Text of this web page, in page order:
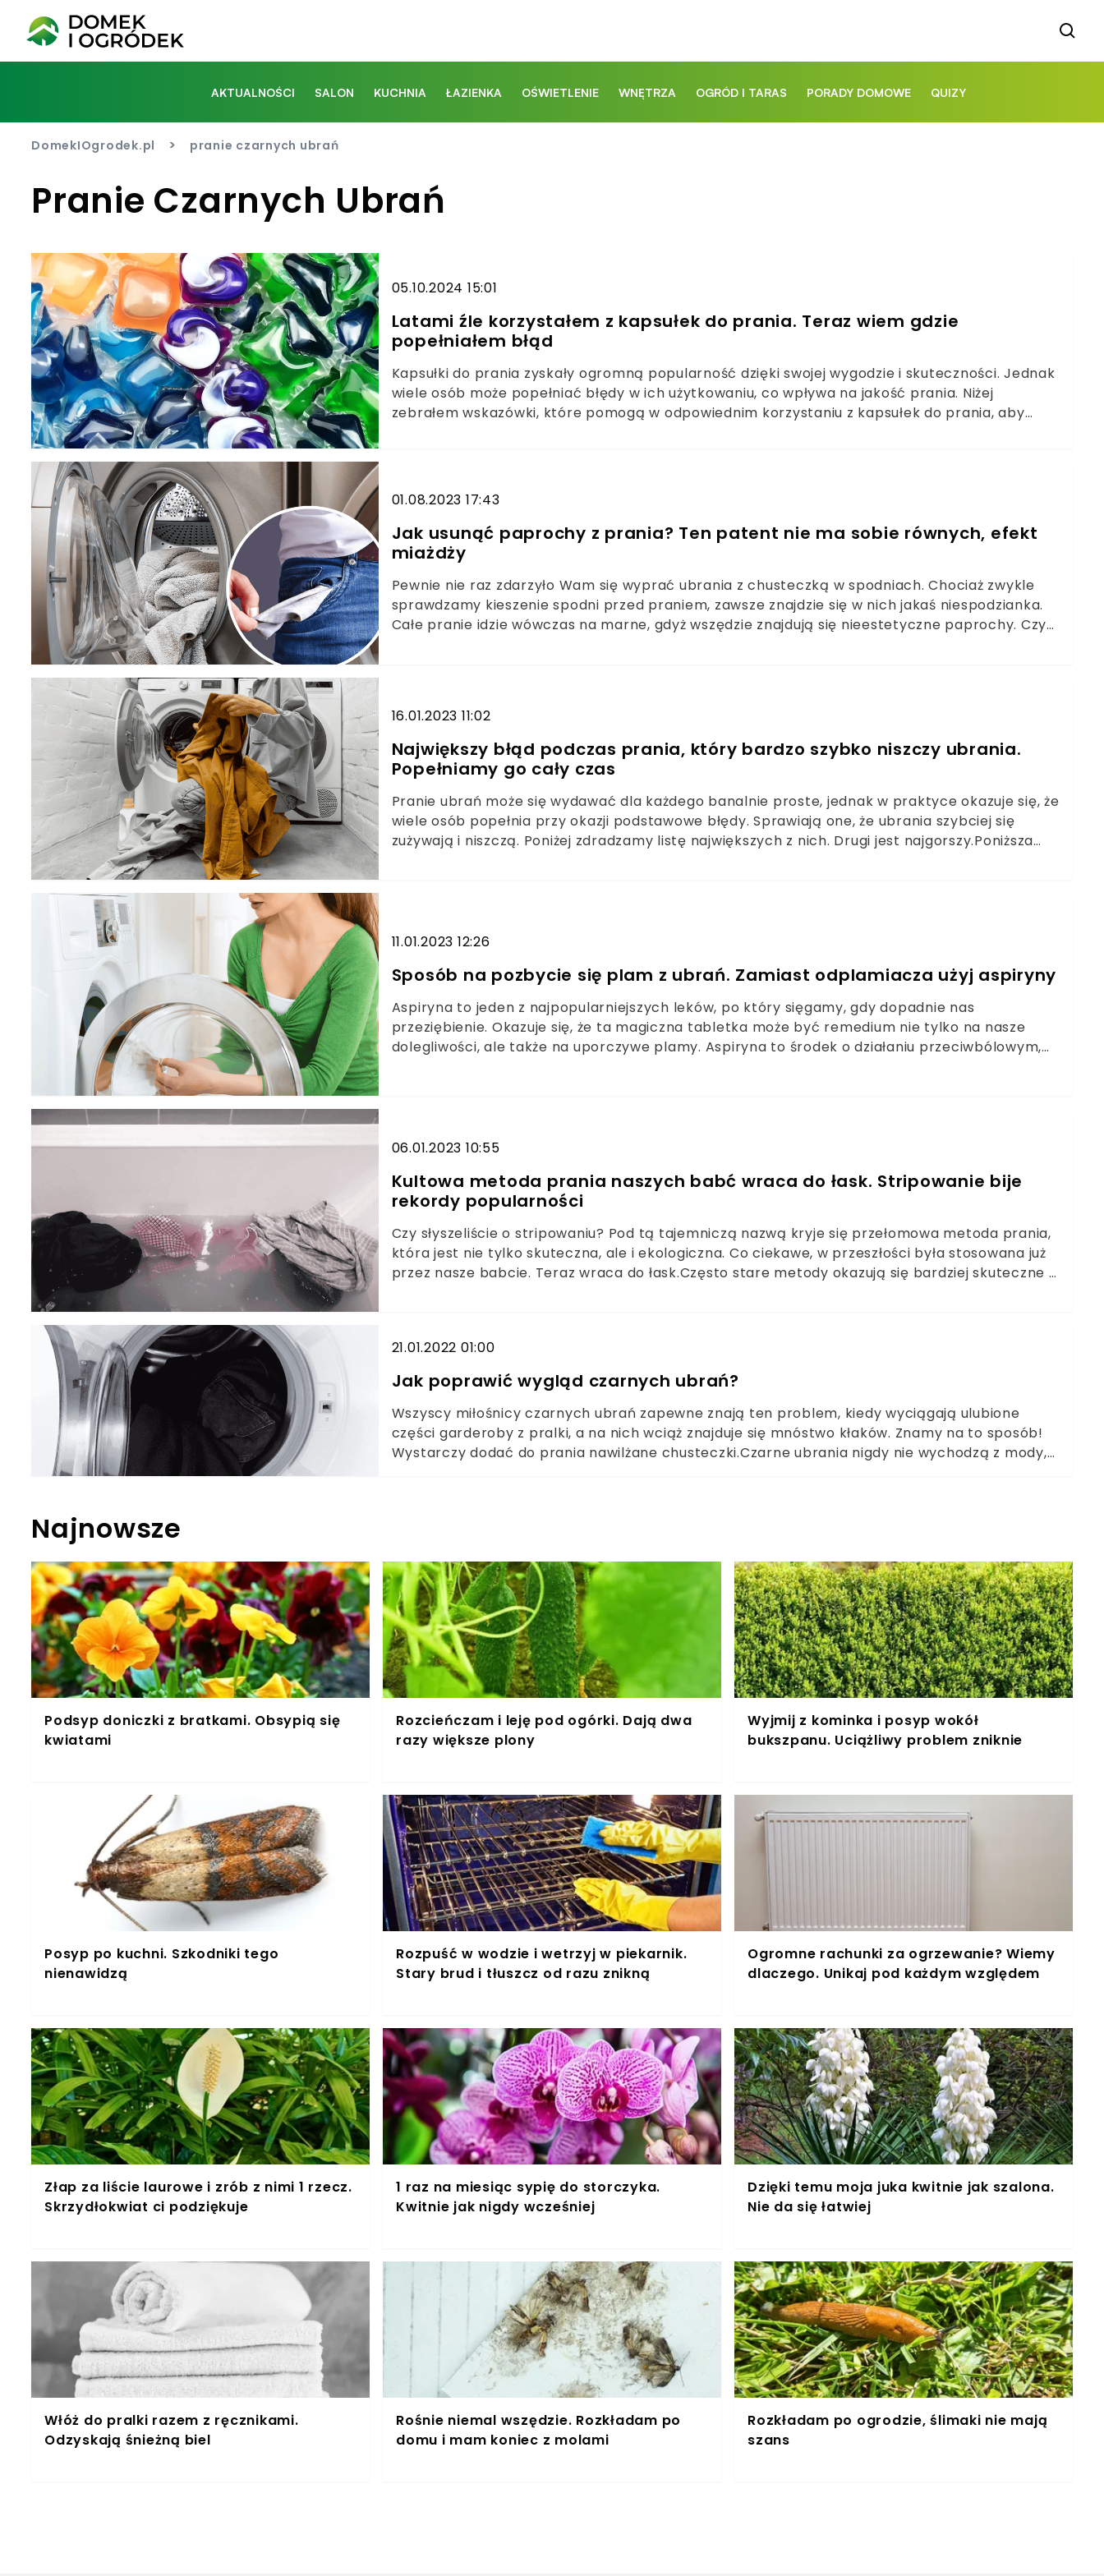
AKTUALNOŚCI SALON KUCHNIA ŁAZIENKA OŚWIETLENIE WNĘTRZA OGRÓD I TARAS PORADY DOMOWE QUIZY
DomekIOgrodek.pl > pranie czarnych ubrań
Pranie Czarnych Ubrań
05.10.2024 15:01
Latami źle korzystałem z kapsułek do prania. Teraz wiem gdzie
popełniałem błąd
Kapsułki do prania zyskały ogromną popularność dzięki swojej wygodzie i skuteczności. Jednak
wiele osób może popełniać błędy w ich użytkowaniu, co wpływa na jakość prania. Niżej
zebrałem wskazówki, które pomogą w odpowiednim korzystaniu z kapsułek do prania, aby
01.08.2023 17:43
Jak usunąć paprochy z prania? Ten patent nie ma sobie równych, efekt
miażdży
Pewnie nie raz zdarzyło Wam się wyprać ubrania z chusteczką w spodniach. Chociaż zwykle
sprawdzamy kieszenie spodni przed praniem, zawsze znajdzie się w nich jakaś niespodzianka.
Całe pranie idzie wówczas na marne, gdyż wszędzie znajdują się nieestetyczne paprochy. Czy
16.01.2023 11:02
Największy błąd podczas prania, który bardzo szybko niszczy ubrania.
Popełniamy go cały czas
Pranie ubrań może się wydawać dla każdego banalnie proste, jednak w praktyce okazuje się, że
wiele osób popełnia przy okazji podstawowe błędy. Sprawiają one, że ubrania szybciej się
zużywają i niszczą. Poniżej zdradzamy listę największych z nich. Drugi jest najgorszy.Poniższa
11.01.2023 12:26
Sposób na pozbycie się plam z ubrań. Zamiast odplamiacza użyj aspiryny
Aspiryna to jeden z najpopularniejszych leków, po który sięgamy, gdy dopadnie nas
przeziębienie. Okazuje się, że ta magiczna tabletka może być remedium nie tylko na nasze
dolegliwości, ale także na uporczywe plamy. Aspiryna to środek o działaniu przeciwbólowym,
06.01.2023 10:55
Kultowa metoda prania naszych babć wraca do łask. Stripowanie bije
rekordy popularności
Czy słyszeliście o stripowaniu? Pod tą tajemniczą nazwą kryje się przełomowa metoda prania,
która jest nie tylko skuteczna, ale i ekologiczna. Co ciekawe, w przeszłości była stosowana już
przez nasze babcie. Teraz wraca do łask.Często stare metody okazują się bardziej skuteczne i
21.01.2022 01:00
Jak poprawić wygląd czarnych ubrań?
Wszyscy miłośnicy czarnych ubrań zapewne znają ten problem, kiedy wyciągają ulubione
części garderoby z pralki, a na nich wciąż znajduje się mnóstwo kłaków. Znamy na to sposób!
Wystarczy dodać do prania nawilżane chusteczki.Czarne ubrania nigdy nie wychodzą z mody,
Najnowsze
Podsyp doniczki z bratkami. Obsypią się
kwiatami
Rozcieńczam i leję pod ogórki. Dają dwa
razy większe plony
Wyjmij z kominka i posyp wokół
bukszpanu. Uciążliwy problem zniknie
Posyp po kuchni. Szkodniki tego
nienawidzą
Rozpuść w wodzie i wetrzyj w piekarnik.
Stary brud i tłuszcz od razu znikną
Ogromne rachunki za ogrzewanie? Wiemy
dlaczego. Unikaj pod każdym względem
Złap za liście laurowe i zrób z nimi 1 rzecz.
Skrzydłokwiat ci podziękuje
1 raz na miesiąc sypię do storczyka.
Kwitnie jak nigdy wcześniej
Dzięki temu moja juka kwitnie jak szalona.
Nie da się łatwiej
Włóż do pralki razem z ręcznikami.
Odzyskają śnieżną biel
Rośnie niemal wszędzie. Rozkładam po
domu i mam koniec z molami
Rozkładam po ogrodzie, ślimaki nie mają
szans